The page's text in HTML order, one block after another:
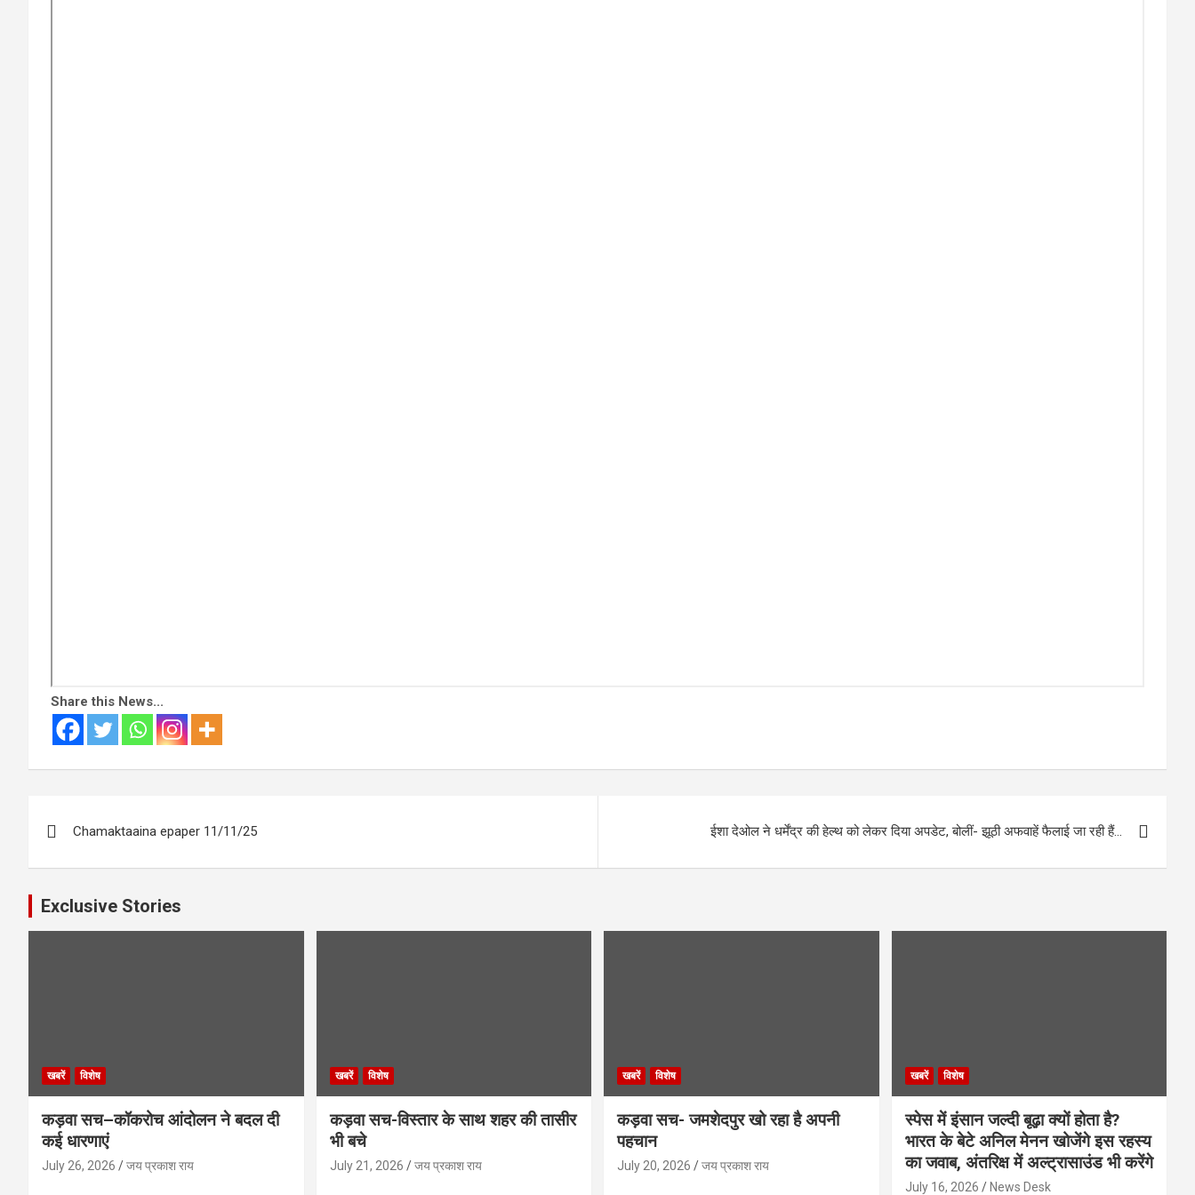
Share this News...
navigation
Chamaktaaina epaper 11/11/25 ईशा देओल ने धर्मेंद्र की हेल्थ को लेकर दिया अपडेट, बोलीं- झूठी अफवाहें फैलाई जा रही हैं…
Exclusive Stories
खबरें विशेष
कड़वा सच–कॉकरोच आंदोलन ने बदल दी
कई धारणाएं
July 26, 2026 जय प्रकाश राय
खबरें विशेष
कड़वा सच-विस्तार के साथ शहर की तासीर
भी बचे
July 21, 2026 जय प्रकाश राय
खबरें विशेष
कड़वा सच- जमशेदपुर खो रहा है अपनी
पहचान
July 20, 2026 जय प्रकाश राय
खबरें विशेष
स्पेस में इंसान जल्दी बूढ़ा क्यों होता है?
भारत के बेटे अनिल मेनन खोजेंगे इस रहस्य
का जवाब, अंतरिक्ष में अल्ट्रासाउंड भी करेंगे
July 16, 2026 News Desk